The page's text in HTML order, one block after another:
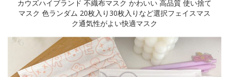
カウズハイブランド 不織布マスク かわいい 高品質 使い捨て
マスク 色ランダム 20枚入り30枚入りなど選択フェイスマス
ク通気性がよい快適マスク